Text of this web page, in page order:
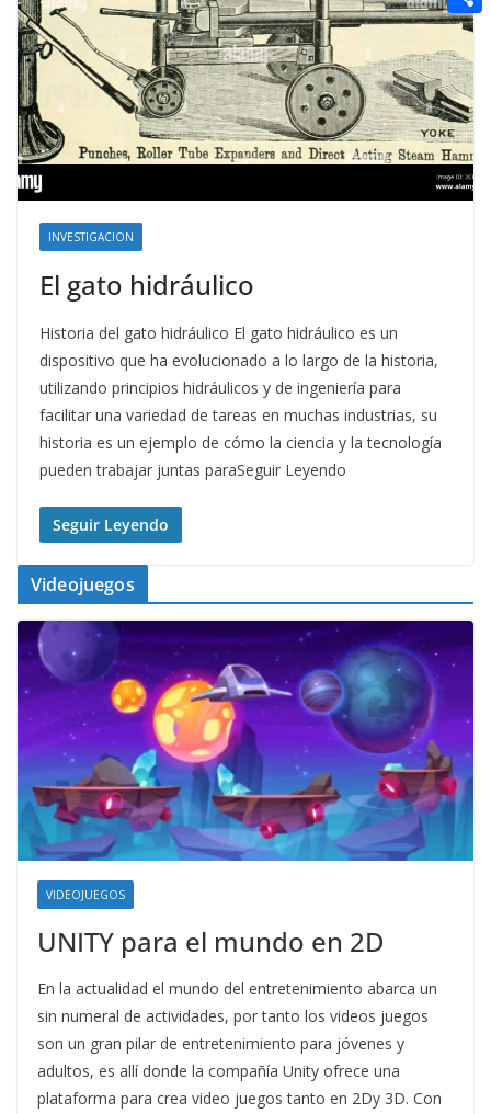
INVESTIGACION
El gato hidráulico
Historia del gato hidráulico El gato hidráulico es un
dispositivo que ha evolucionado a lo largo de la historia,
utilizando principios hidráulicos y de ingeniería para
facilitar una variedad de tareas en muchas industrias, su
historia es un ejemplo de cómo la ciencia y la tecnología
pueden trabajar juntas paraSeguir Leyendo
Seguir Leyendo
Videojuegos
VIDEOJUEGOS
UNITY para el mundo en 2D
En la actualidad el mundo del entretenimiento abarca un
sin numeral de actividades, por tanto los videos juegos
son un gran pilar de entretenimiento para jóvenes y
adultos, es allí donde la compañía Unity ofrece una
plataforma para crea video juegos tanto en 2Dy 3D. Con
n
g
e
r
e
r
r
e
s
t
a
i
l
e
d
d
i
t
C
o
m
p
a
r